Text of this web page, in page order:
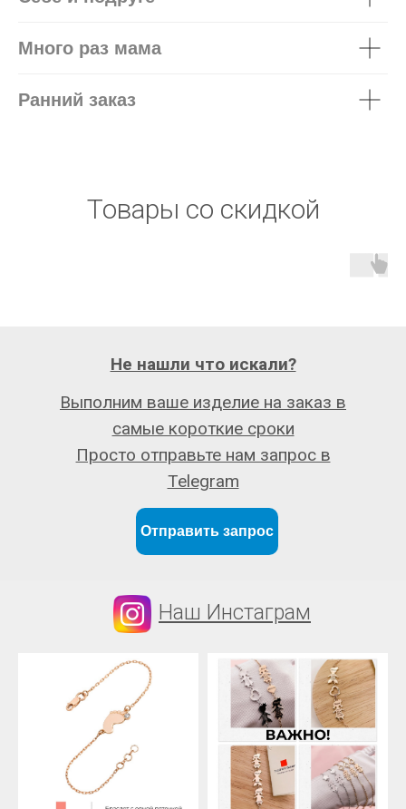
Много раз мама
Ранний заказ
Товары со скидкой
Отправить запрос
Выполним ваше изделие на заказ в
самые короткие сроки
Просто отправьте нам запрос в
Telegram
Не нашли что искали?
Наш Инстаграм